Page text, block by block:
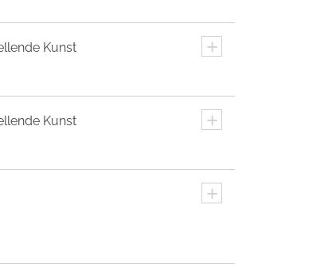
+
Kunst
+
Kunst
+